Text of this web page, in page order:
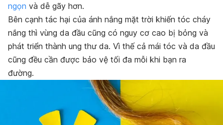
ngọn và dễ gãy hơn.
Bên cạnh tác hại của ánh nắng mặt trời khiến tóc cháy
nắng thì vùng da đầu cũng có nguy cơ cao bị bỏng và
phát triển thành ung thư da. Vì thế cả mái tóc và da đầu
cũng đều cần được bảo vệ tối đa mỗi khi bạn ra
đường.